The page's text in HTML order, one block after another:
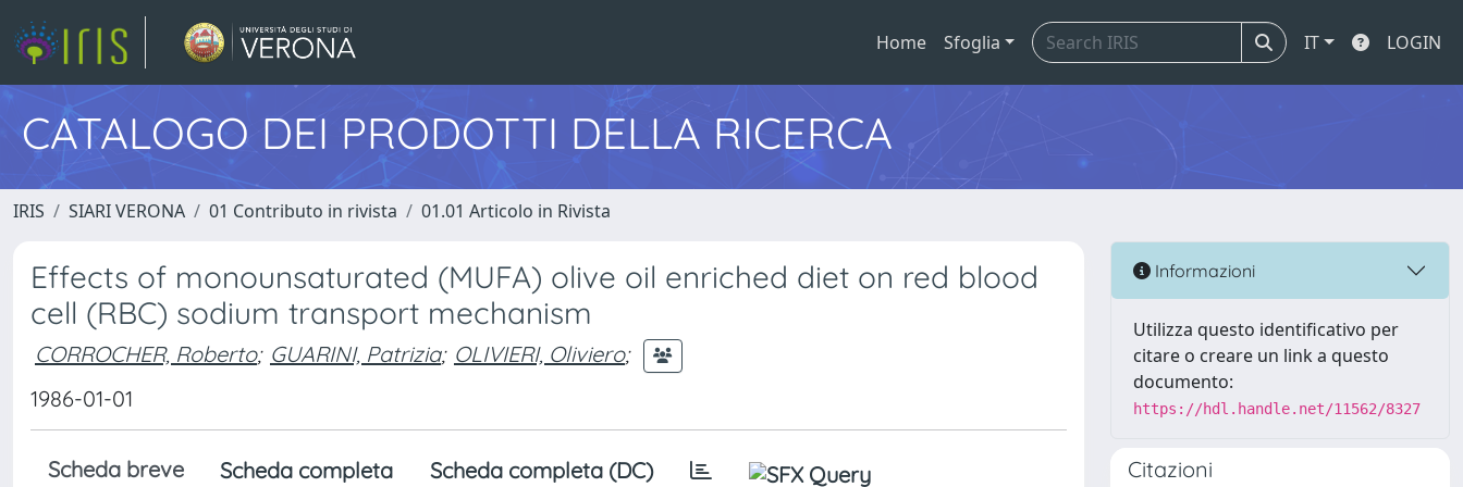
Home Sfoglia IT LOGIN
CATALOGO DEI PRODOTTI DELLA RICERCA
IRIS SIARI VERONA 01 Contributo in rivista 01.01 Articolo in Rivista
Effects of monounsaturated (MUFA) olive oil enriched diet on red blood
cell (RBC) sodium transport mechanism
CORROCHER, Roberto; GUARINI, Patrizia; OLIVIERI, Oliviero;
1986-01-01
Scheda breve Scheda completa Scheda completa (DC)
Informazioni
Utilizza questo identificativo per
citare o creare un link a questo
documento:
https://hdl.handle.net/11562/8327
Citazioni